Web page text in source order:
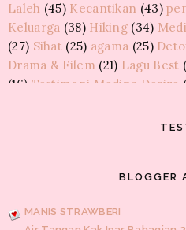
HARAJUKU DIHATIKU
Giveaway Chocolate
BLOG TEDDYMONTELKAWAII
Laleh (45) Kecantikan (43)
Keluarga (38) Hiking (34)
(27) Sihat (25) agama (25)
Drama & Filem (21) Lagu Best
(16) Testimoni Medina Desire
Review
(4) Sakit
Maryam (3) Monolog
BLOGGER
MANIS STRAWBERI